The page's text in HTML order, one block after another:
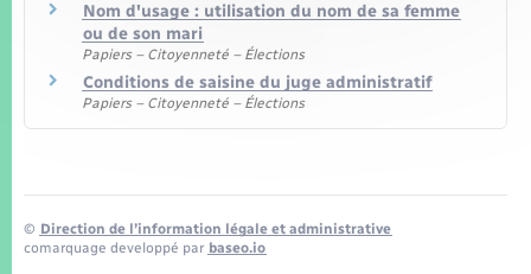
Nom d'usage : utilisation du nom de sa femme
ou de son mari
Papiers – Citoyenneté – Élections
Conditions de saisine du juge administratif
Papiers – Citoyenneté – Élections
© Direction de l’information légale et administrative
comarquage developpé par baseo.io